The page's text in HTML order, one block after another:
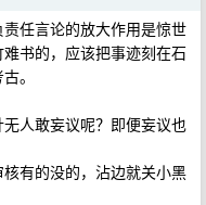
任言论的放大作用是惊世
书的，应该把事迹刻在石
。
人敢妄议呢？即便妄议也
有的没的，沾边就关小黑